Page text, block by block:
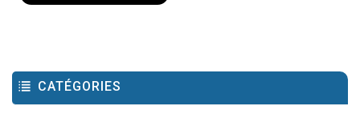
CATÉGORIES